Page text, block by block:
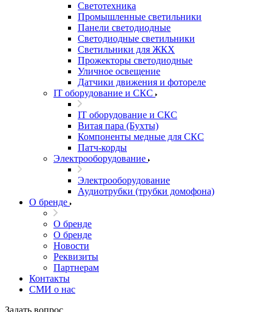
Светотехника
Промышленные светильники
Панели светодиодные
Светодиодные светильники
Светильники для ЖКХ
Прожекторы светодиодные
Уличное освещение
Датчики движения и фотореле
IT оборудование и СКС
IT оборудование и СКС
Витая пара (Бухты)
Компоненты медные для СКС
Патч-корды
Электрооборудование
Электрооборудование
Аудиотрубки (трубки домофона)
О бренде
О бренде
О бренде
Новости
Реквизиты
Партнерам
Контакты
СМИ о нас
Задать вопрос